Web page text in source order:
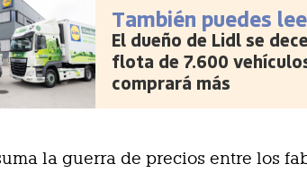
También puedes
El dueño de Lidl se
flota de 7.600
comprará más
la guerra de precios entre los